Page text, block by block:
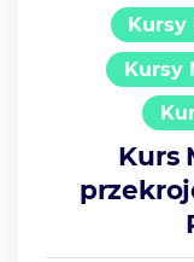
Kursy
Kurs